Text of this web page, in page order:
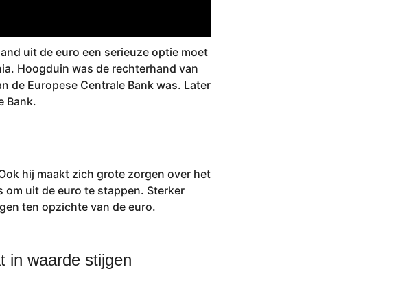
uit de euro een serieuze optie moet
Hoogduin was de rechterhand van
de Europese Centrale Bank was. Later
Bank.
hij maakt zich grote zorgen over het
uit de euro te stappen. Sterker
ten opzichte van de euro.
in waarde stijgen